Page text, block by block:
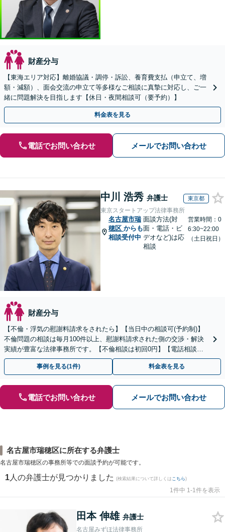
財産分与
【東海エリア対応】離婚協議・調停・訴訟、養育費支払（申立て、増
額・減額）、面会交流の申立て等多様なご相談に真摯に対応し、ご一
緒に問題解決を目指します【休日・夜間相談可（要予約）】
料金表を見る
電話でお問い合わせ メールでお問い合わせ
中川 浩秀 弁護士 東京都
東京スタートアップ法律事務所
名古屋市瑞
穂区 からも
相談受付中
面談方法(対
面・電話・ビ
デオなど)は応
相談
営業時間：0
6:30~22:00
（土日祝日）
財産分与
【不倫・浮気の慰謝料請求をされたら】【当日中の相談可(予約制)】
不倫問題の相談は毎月100件以上、慰謝料請求された側の交渉・解決
実績が豊富な法律事務所です。【不倫相談は初回0円】【電話相談で
ご契約まで対応可/来所不要】
事例を見る(1件) 料金表を見る
電話でお問い合わせ メールでお問い合わせ
名古屋市瑞穂区に所在する弁護士
名古屋市瑞穂区の事務所等での面談予約が可能です。
1 人の弁護士が見つかりました (検索結果について詳しくは こちら)
1件中 1-1件を表示
田本 伸雄 弁護士
名古屋みずほ法律事務所